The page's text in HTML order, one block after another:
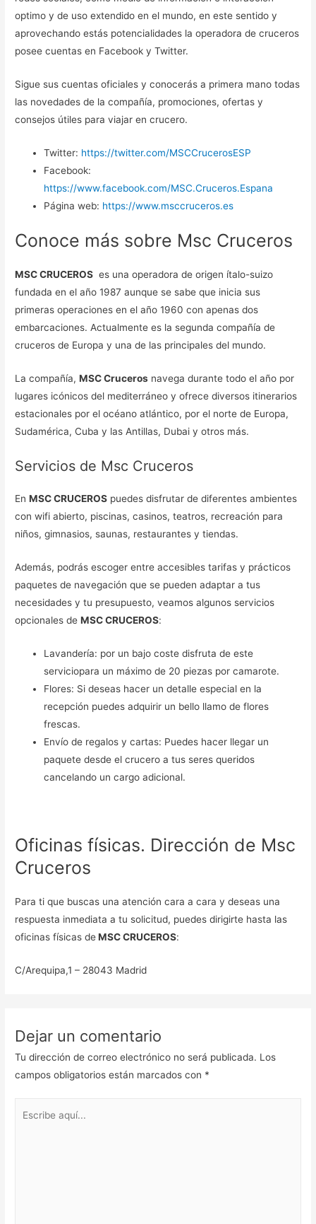
optimo y de uso extendido en el mundo, en este sentido y
aprovechando estás potencialidades la operadora de cruceros
posee cuentas en Facebook y Twitter.
Sigue sus cuentas oficiales y conocerás a primera mano todas
las novedades de la compañía, promociones, ofertas y
consejos útiles para viajar en crucero.
Twitter: https://twitter.com/MSCCrucerosESP
Facebook:
https://www.facebook.com/MSC.Cruceros.Espana
Página web: https://www.msccruceros.es
Conoce más sobre Msc Cruceros
MSC CRUCEROS es una operadora de origen ítalo-suizo
fundada en el año 1987 aunque se sabe que inicia sus
primeras operaciones en el año 1960 con apenas dos
embarcaciones. Actualmente es la segunda compañía de
cruceros de Europa y una de las principales del mundo.
La compañía,MSC Cruceros navega durante todo el año por
lugares icónicos del mediterráneo y ofrece diversos itinerarios
estacionales por el océano atlántico, por el norte de Europa,
Sudamérica, Cuba y las Antillas, Dubai y otros más.
Servicios de Msc Cruceros
EnMSC CRUCEROS puedes disfrutar de diferentes ambientes
con wifi abierto, piscinas, casinos, teatros, recreación para
niños, gimnasios, saunas, restaurantes y tiendas.
Además, podrás escoger entre accesibles tarifas y prácticos
paquetes de navegación que se pueden adaptar a tus
necesidades y tu presupuesto, veamos algunos servicios
opcionales deMSC CRUCEROS:
Lavandería: por un bajo coste disfruta de este
serviciopara un máximo de 20 piezas por camarote.
Flores: Si deseas hacer un detalle especial en la
recepción puedes adquirir un bello llamo de flores
frescas.
Envío de regalos y cartas: Puedes hacer llegar un
paquete desde el crucero a tus seres queridos
cancelando un cargo adicional.
Oficinas físicas. Dirección de Msc
Cruceros
Para ti que buscas una atención cara a cara y deseas una
respuesta inmediata a tu solicitud, puedes dirigirte hasta las
oficinas físicas deMSC CRUCEROS:
C/Arequipa,1 – 28043 Madrid
Dejar un comentario
Tu dirección de correo electrónico no será publicada. Los
campos obligatorios están marcados con *